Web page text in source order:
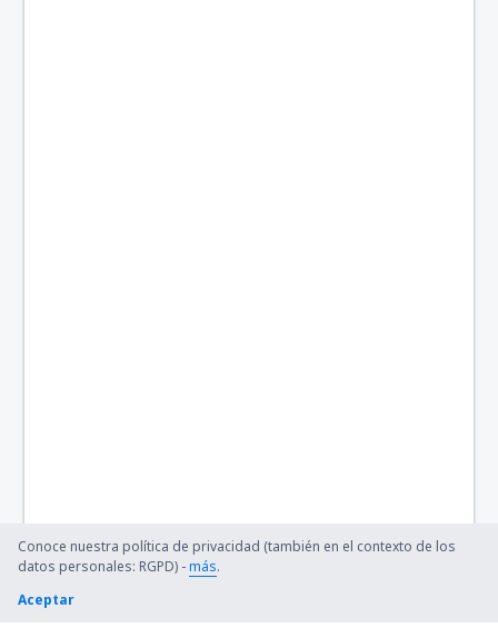
Conoce nuestra política de privacidad (también en el contexto de los
datos personales: RGPD) -más.
Aceptar